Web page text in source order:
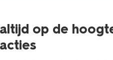
altijd op de
acties